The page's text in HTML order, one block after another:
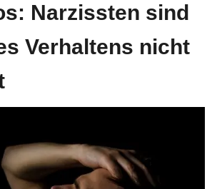
Narzissten sind
Verhaltens nicht